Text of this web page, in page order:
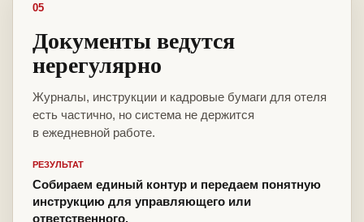
05
Документы ведутся
нерегулярно
Журналы, инструкции и кадровые бумаги для отеля
есть частично, но система не держится
в ежедневной работе.
РЕЗУЛЬТАТ
Собираем единый контур и передаем понятную
инструкцию для управляющего или
ответственного.